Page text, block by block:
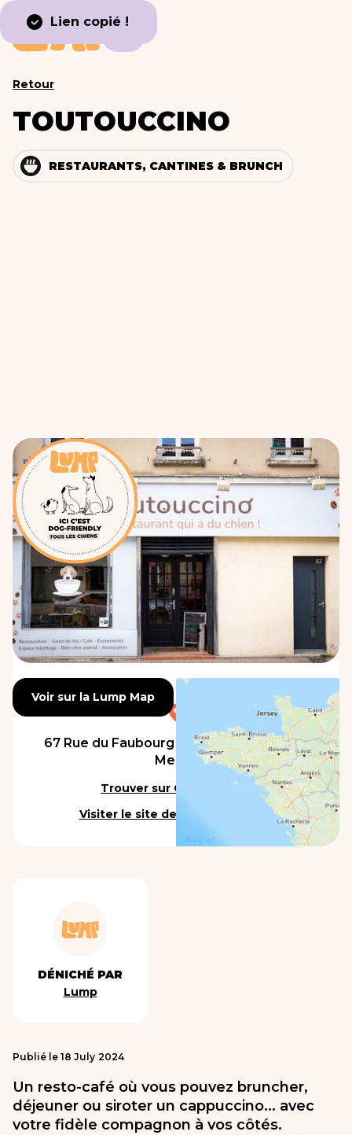
Lien copié !
Retour
TOUTOUCCINO
RESTAURANTS, CANTINES & BRUNCH
Voir sur la Lump Map
Voir sur la Lump Map
67 Rue du Faubourg Saint-Nicolas, 77100
Meaux
Trouver sur Google Maps
Visiter le site de l'établissement
DÉNICHÉ PAR
Lump
Publié le 18 July 2024
Un resto-café où vous pouvez bruncher,
déjeuner ou siroter un cappuccino... avec
votre fidèle compagnon à vos côtés.